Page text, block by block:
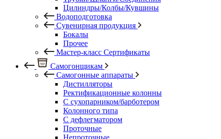
Цилиндры/Колбы/Кувшины
Водоподготовка
Сувенирная продукция
Бокалы
Прочее
Мастер-класс Сертификаты
Самогонщикам
Самогонные аппараты
Дистилляторы
Ректификационные колонны
С сухопарником/барботером
Колонного типа
С дефлегматором
Проточные
Непроточные